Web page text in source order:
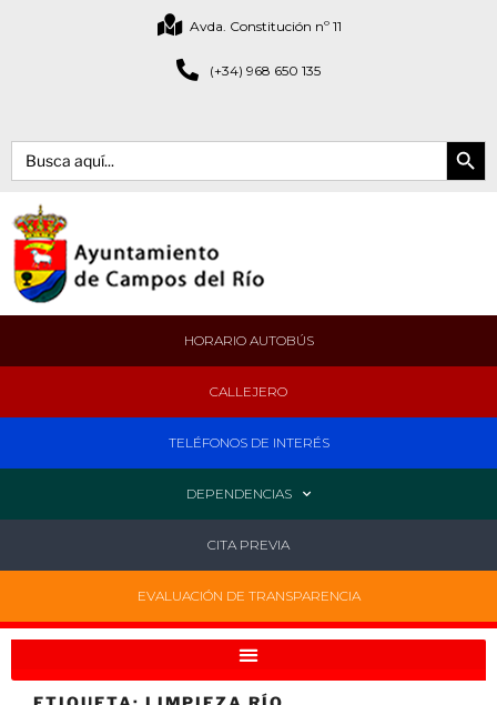
Avda. Constitución nº 11
(+34) 968 650 135
Buscar: Botón de
HORARIO AUTOBÚS
CALLEJERO
TELÉFONOS DE INTERÉS
DEPENDENCIAS
CITA PREVIA
EVALUACIÓN DE TRANSPARENCIA